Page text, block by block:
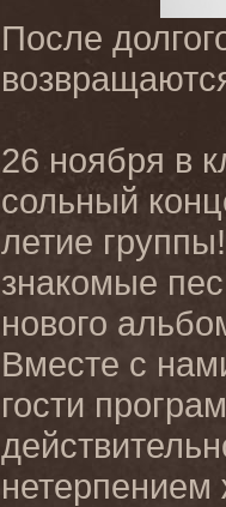
После
26 ноября в
сольный
летие
знакомые
нового
Вместе с
гости
нетерпением